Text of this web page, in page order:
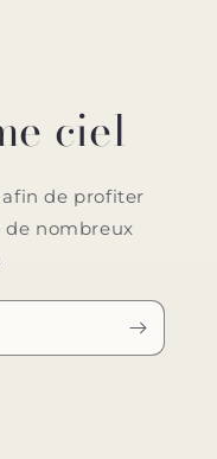
ciel
afin de profiter
nombreux